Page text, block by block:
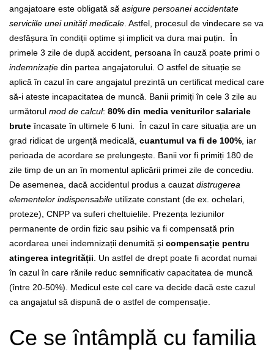
angajatoare este obligată să asigure persoanei accidentate
serviciile unei unități medicale. Astfel, procesul de vindecare se va
desfășura în condiții optime și implicit va dura mai puțin.
În
primele 3 zile de după accident, persoana în cauză poate primi o
indemnizație din partea angajatorului. O astfel de situație se
aplică în cazul în care angajatul prezintă un certificat medical care
să-i ateste incapacitatea de muncă. Banii primiți în cele 3 zile au
următorul mod de calcul: 80% din media veniturilor salariale
bruteîncasate în ultimele 6 luni.
În cazul în care situația are un
grad ridicat de urgență medicală, cuantumul va fi de 100%, iar
perioada de acordare se prelungește. Banii vor fi primiți 180 de
zile timp de un an în momentul aplicării primei zile de concediu.
De asemenea, dacă accidentul produs a cauzat distrugerea
elementelor indispensabile utilizate constant (de ex. ochelari,
proteze), CNPP va suferi cheltuielile. Prezența leziunilor
permanente de ordin fizic sau psihic va fi compensată prin
acordarea unei indemnizații denumită și compensație pentru
atingerea integrității. Un astfel de drept poate fi acordat numai
în cazul în care rănile reduc semnificativ capacitatea de muncă
(între 20-50%). Medicul este cel care va decide dacă este cazul
ca angajatul să dispună de o astfel de compensație.
Ce se întâmplă cu familia